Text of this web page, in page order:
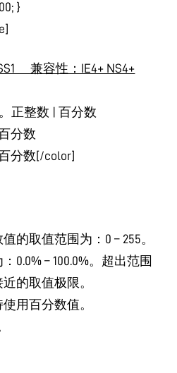
}
兼容性：IE4+ NS4+
正整数 | 百分数
分数
分数[/color]
的取值范围为：0 – 255。
0.0% – 100.0%。超出范围
的取值极限。
用百分数值。